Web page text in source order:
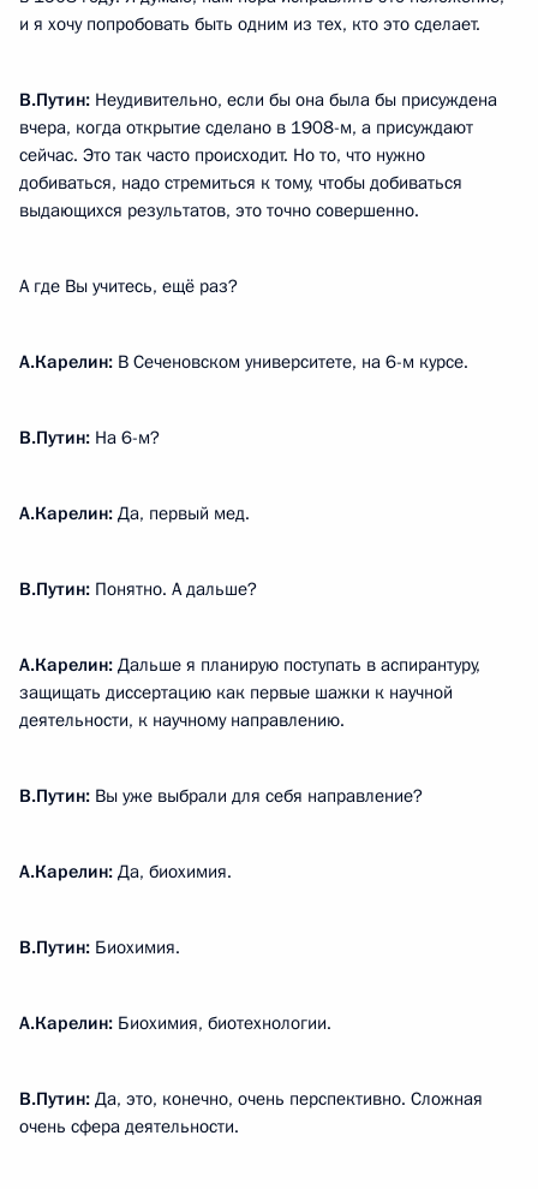
и я хочу попробовать быть одним из тех, кто это сделает.
В.Путин: Неудивительно, если бы она была бы присуждена
вчера, когда открытие сделано в 1908-м, а присуждают
сейчас. Это так часто происходит. Но то, что нужно
добиваться, надо стремиться к тому, чтобы добиваться
выдающихся результатов, это точно совершенно.
А где Вы учитесь, ещё раз?
А.Карелин: В Сеченовском университете, на 6-м курсе.
В.Путин: На 6-м?
А.Карелин: Да, первый мед.
В.Путин: Понятно. А дальше?
А.Карелин: Дальше я планирую поступать в аспирантуру,
защищать диссертацию как первые шажки к научной
деятельности, к научному направлению.
В.Путин: Вы уже выбрали для себя направление?
А.Карелин: Да, биохимия.
В.Путин: Биохимия.
А.Карелин: Биохимия, биотехнологии.
В.Путин: Да, это, конечно, очень перспективно. Сложная
очень сфера деятельности.